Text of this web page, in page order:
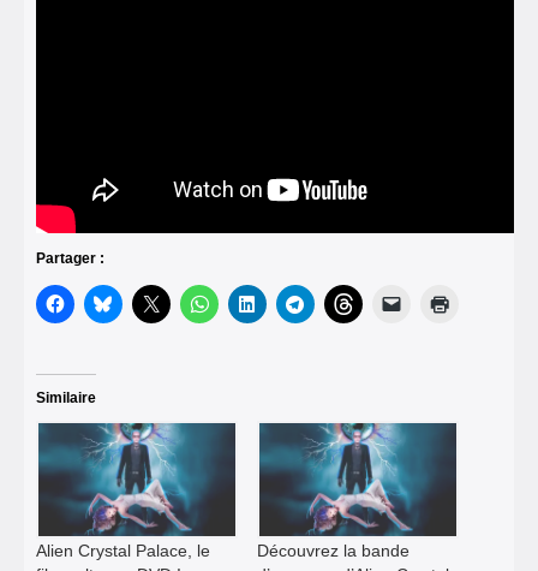
Partager :
Similaire
Alien Crystal Palace, le
Découvrez la bande